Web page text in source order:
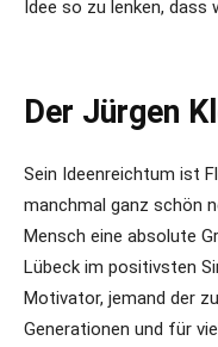
Idee so zu lenken, dass
Der Jürgen
Sein Ideenreichtum ist
manchmal ganz schön
Mensch eine absolute
Lübeck im positivsten
Motivator, jemand der
Generationen und für